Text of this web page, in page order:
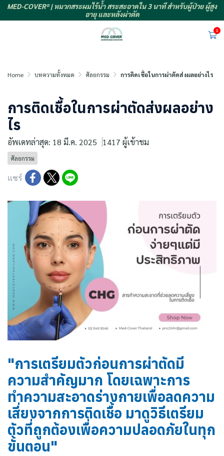
MED-COVER® | หมวกสระผมไร้น้ำ สระสะอาดใน 3 นาที สำหรับผู้ป่วย ผู้สูง
อายุ และหลังผ่าตัด
0
Home บทความทั้งหมด ศัลยกรรม การติดเชื้อในการผ่าตัดส่งผลอย่างไร
การติดเชื้อในการผ่าตัดส่งผลอย่าง
ไร
อัพเดทล่าสุด: 18 มี.ค. 2025 1417 ผู้เข้าชม
ศัลยกรรม
แชร์
"การเตรียมตัวก่อนการผ่าตัดมี
ความสำคัญมาก โดยเฉพาะการ
ทำความสะอาดร่างกายเพื่อลดความ
เสี่ยงจากการติดเชื้อ มาดูวิธีเตรียม
ตัวที่ถูกต้องเพื่อความปลอดภัยในทุก
ขั้นตอน"